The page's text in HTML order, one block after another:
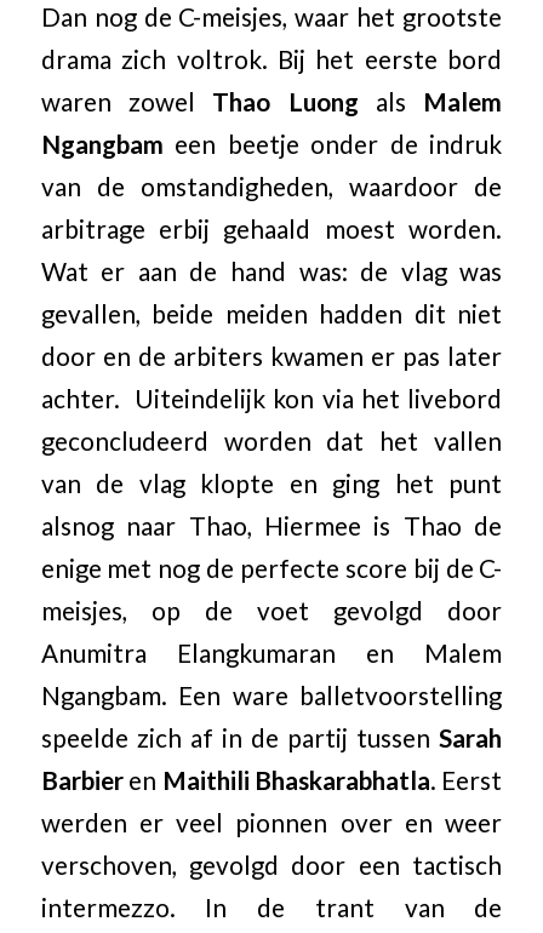
Dan nog de C-meisjes, waar het grootste
drama zich voltrok. Bij het eerste bord
waren zowel Thao Luong als Malem
Ngangbam een beetje onder de indruk
van de omstandigheden, waardoor de
arbitrage erbij gehaald moest worden.
Wat er aan de hand was: de vlag was
gevallen, beide meiden hadden dit niet
door en de arbiters kwamen er pas later
achter. Uiteindelijk kon via het livebord
geconcludeerd worden dat het vallen
van de vlag klopte en ging het punt
alsnog naar Thao, Hiermee is Thao de
enige met nog de perfecte score bij de C-
meisjes, op de voet gevolgd door
Anumitra Elangkumaran en Malem
Ngangbam. Een ware balletvoorstelling
speelde zich af in de partij tussenSarah
Barbieren Maithili Bhaskarabhatla. Eerst
werden er veel pionnen over en weer
verschoven, gevolgd door een tactisch
intermezzo. In de trant van de